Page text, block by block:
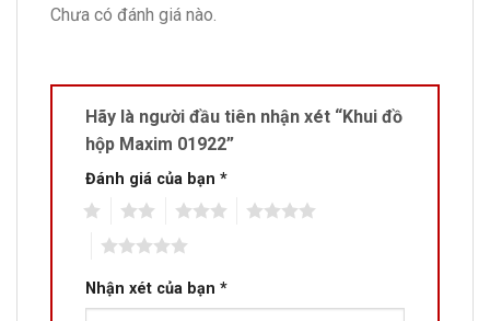
Chưa có đánh giá nào.
Hãy là người đầu tiên nhận xét “Khui đồ
hộp Maxim 01922”
Đánh giá của bạn *
Nhận xét của bạn *